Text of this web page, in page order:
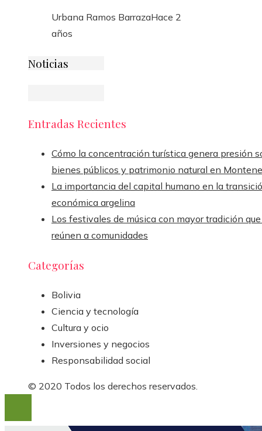
Urbana Ramos BarrazaHace 2
años
Noticias
Entradas Recientes
Cómo la concentración turística genera presión
bienes públicos y patrimonio natural en
La importancia del capital humano en la
económica argelina
Los festivales de música con mayor tradición
reúnen a comunidades
Categorías
Bolivia
Ciencia y tecnología
Cultura y ocio
Inversiones y negocios
Responsabilidad social
© 2020 Todos los derechos reservados.